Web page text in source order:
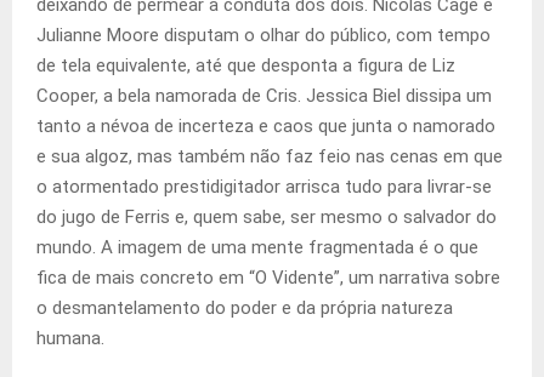
deixando de permear a conduta dos dois. Nicolas Cage e
Julianne Moore disputam o olhar do público, com tempo
de tela equivalente, até que desponta a figura de Liz
Cooper, a bela namorada de Cris. Jessica Biel dissipa um
tanto a névoa de incerteza e caos que junta o namorado
e sua algoz, mas também não faz feio nas cenas em que
o atormentado prestidigitador arrisca tudo para livrar-se
do jugo de Ferris e, quem sabe, ser mesmo o salvador do
mundo. A imagem de uma mente fragmentada é o que
fica de mais concreto em “O Vidente”, um narrativa sobre
o desmantelamento do poder e da própria natureza
humana.